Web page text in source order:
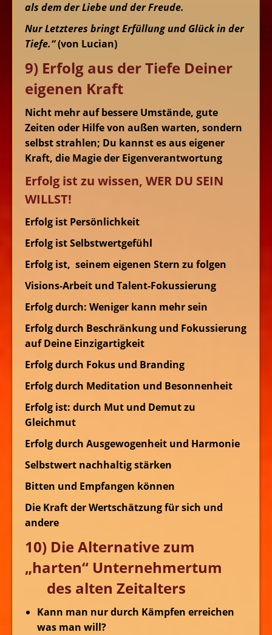
als dem der Liebe und der Freude.
Nur Letzteres bringt Erfüllung und Glück in der
Tiefe.“(von Lucian)
9) Erfolg aus der Tiefe Deiner
eigenen Kraft
Nicht mehr auf bessere Umstände, gute
Zeiten oder Hilfe von außen warten, sondern
selbst strahlen; Du kannst es aus eigener
Kraft, die Magie der Eigenverantwortung
Erfolg ist zu wissen, WER DU SEIN
WILLST!
Erfolg ist Persönlichkeit
Erfolg ist Selbstwertgefühl
Erfolg ist, seinem eigenen Stern zu folgen
Visions-Arbeit und Talent-Fokussierung
Erfolg durch: Weniger kann mehr sein
Erfolg durch Beschränkung und Fokussierung
auf Deine Einzigartigkeit
Erfolg durch Fokus und Branding
Erfolg durch Meditation und Besonnenheit
Erfolg ist: durch Mut und Demut zu
Gleichmut
Erfolg durch Ausgewogenheit und Harmonie
Selbstwert nachhaltig stärken
Bitten und Empfangen können
Die Kraft der Wertschätzung für sich und
andere
10) Die Alternative zum
„harten“ Unternehmertum
des alten Zeitalters
Kann man nur durch Kämpfen erreichen
was man will?